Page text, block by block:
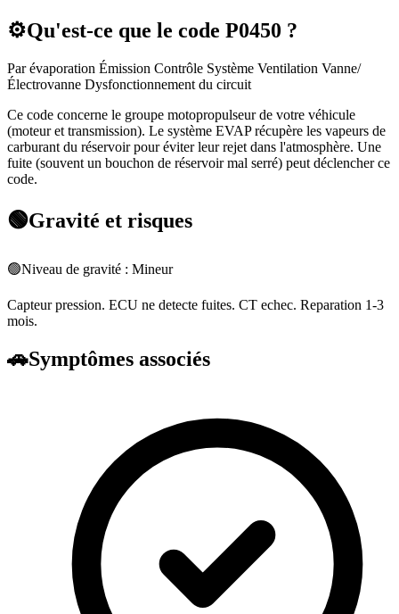
⚙️Qu'est-ce que le code P0450 ?
Par évaporation Émission Contrôle Système Ventilation Vanne/
Électrovanne Dysfonctionnement du circuit
Ce code concerne le groupe motopropulseur de votre véhicule
(moteur et transmission). Le système EVAP récupère les vapeurs de
carburant du réservoir pour éviter leur rejet dans l'atmosphère. Une
fuite (souvent un bouchon de réservoir mal serré) peut déclencher ce
code.
🟢Gravité et risques
🟢Niveau de gravité : Mineur
Capteur pression. ECU ne detecte fuites. CT echec. Reparation 1-3
mois.
🚗Symptômes associés